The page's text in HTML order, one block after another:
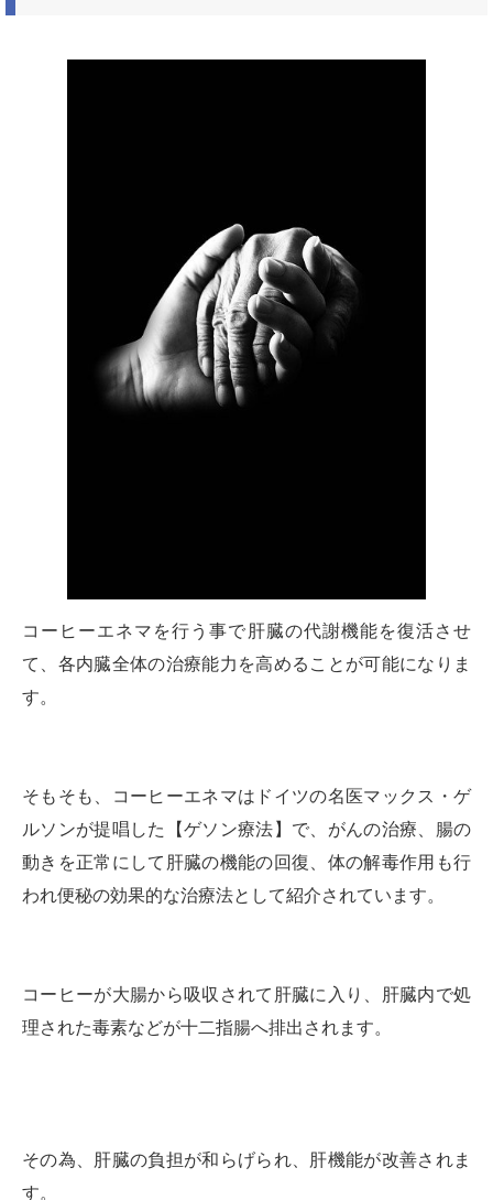
コーヒーエネマを行う事で肝臓の代謝機能を復活させ
て、各内臓全体の治療能力を高めることが可能になりま
す。
そもそも、コーヒーエネマはドイツの名医マックス・ゲ
ルソンが提唱した【ゲソン療法】で、がんの治療、腸の
動きを正常にして肝臓の機能の回復、体の解毒作用も行
われ便秘の効果的な治療法として紹介されています。
コーヒーが大腸から吸収されて肝臓に入り、肝臓内で処
理された毒素などが十二指腸へ排出されます。
その為、肝臓の負担が和らげられ、肝機能が改善されま
す。